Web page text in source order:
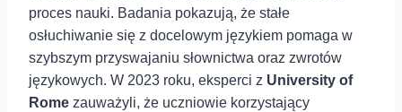
proces nauki.‍ Badania ⁢pokazują, że stałe
osłuchiwanie ⁤się z docelowym językiem pomaga w
szybszym przyswajaniu słownictwa ‍oraz zwrotów
językowych. W 2023 roku, eksperci z University⁣ of
Rome zauważyli, ⁢że uczniowie⁣ korzystający